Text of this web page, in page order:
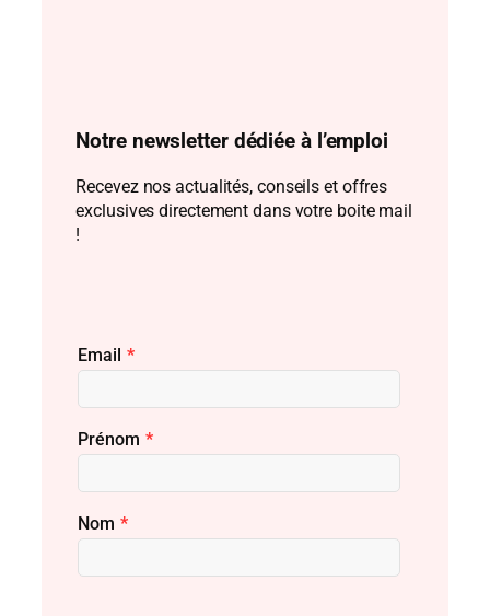
Notre newsletter dédiée à l’emploi
Recevez nos actualités, conseils et offres
exclusives directement dans votre boite mail
!
Email *
Prénom *
Nom *